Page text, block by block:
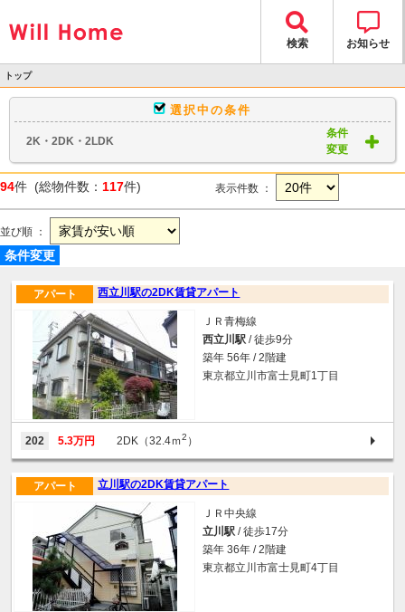
検索 お知らせ
トップ
物件検索
> 物件一覧
選択中の条件
2K・2DK・2LDK
条件
変更
94件 (総物件数： 117件) 表示件数 ：
並び順 ：
条件変更
西立川駅の2DK賃貸アパート
アパート
ＪＲ青梅線
西立川駅 / 徒歩9分
築年 56年 / 2階建
東京都立川市富士見町1丁目
202 5.3万円 2DK（32.4ｍ2 ）
立川駅の2DK賃貸アパート
アパート
ＪＲ中央線
立川駅 / 徒歩17分
築年 36年 / 2階建
東京都立川市富士見町4丁目